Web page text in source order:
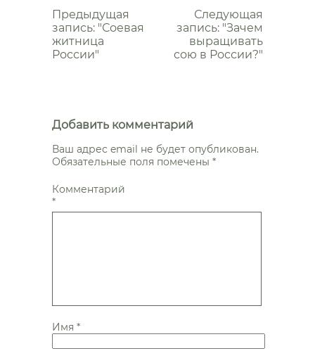
Следующая
запись: "Зачем
выращивать
сою в России?"
Предыдущая
запись: "Соевая
житница
России"
Добавить комментарий
Ваш адрес email не будет опубликован.
Обязательные поля помечены *
Комментарий
*
Имя *